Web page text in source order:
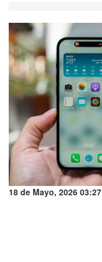
18 de Mayo, 2026 03:27